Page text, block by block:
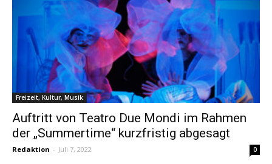
Freizeit, Kultur, Musik
Auftritt von Teatro Due Mondi im Rahmen
der „Summertime“ kurzfristig abgesagt
Redaktion - Juli 7, 2022 0